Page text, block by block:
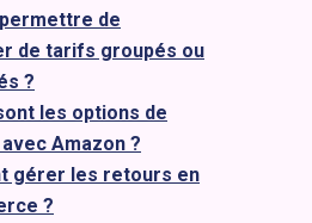
de
de tarifs groupés ou
?
les options de
Amazon ?
gérer les retours en
?